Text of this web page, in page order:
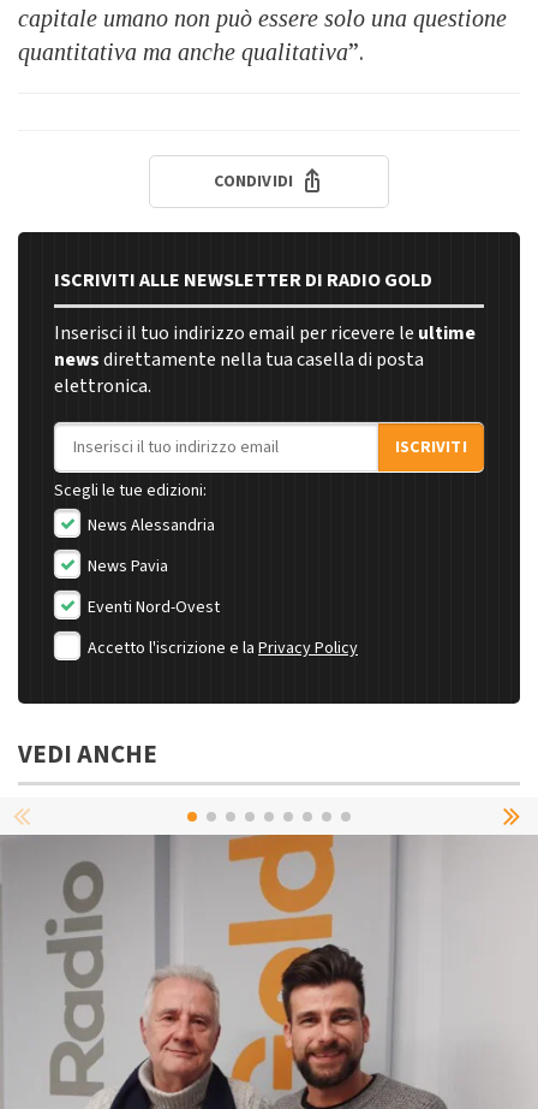
capitale umano non può essere solo una questione
quantitativa ma anche qualitativa”.
CONDIVIDI
ISCRIVITI ALLE NEWSLETTER DI RADIO GOLD
Inserisci il tuo indirizzo email per ricevere le ultime
newsdirettamente nella tua casella di posta
elettronica.
Indirizzo email
ISCRIVITI
Scegli le tue edizioni:
News Alessandria
News Pavia
Eventi Nord-Ovest
Accetto l'iscrizione e la Privacy Policy
VEDI ANCHE